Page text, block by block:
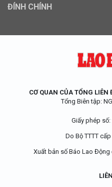
ĐÍNH CHÍNH
CƠ QUAN CỦA TỔNG
Tổng Biên tập:
Giấy phép số:
Do Bộ TTTT cấp
Xuất bản số Báo Lao Động